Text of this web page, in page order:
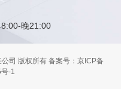
晚21:00
司 版权所有 备案号：京ICP备
-1